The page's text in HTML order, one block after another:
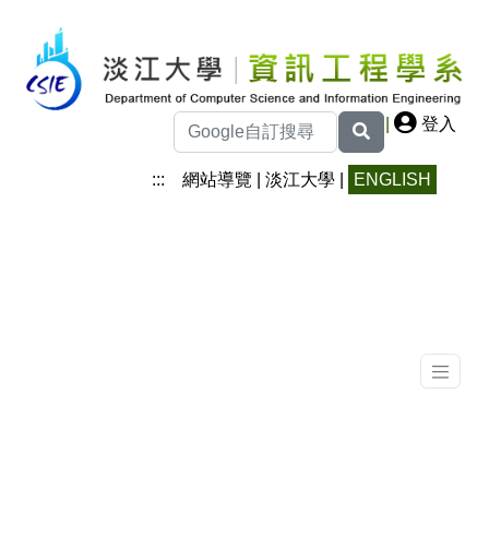
| 登入
::: 網站導覽 淡江大學 ENGLISH